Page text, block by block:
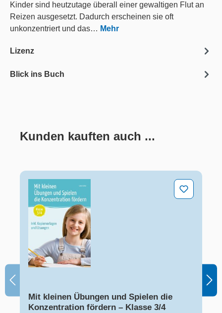
Kinder sind heutzutage überall einer gewaltigen Flut an
Reizen ausgesetzt. Dadurch erscheinen sie oft
unkonzentriert und das… Mehr
Lizenz
Blick ins Buch
Produktgalerie überspringen
Kunden kauften auch ...
Mit kleinen Übungen und Spielen die Konzentration
Mit kleinen Übungen und Spielen die
Konzentration fördern – Klasse 3/4